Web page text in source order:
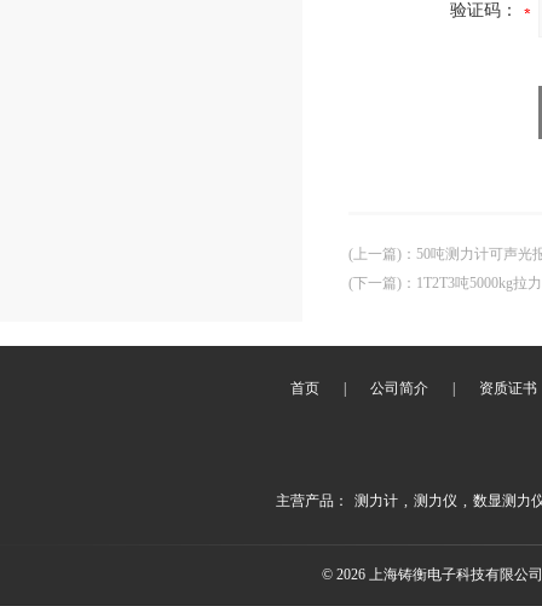
验证码：
(上一篇) ： 50吨测力计可声光
(下一篇) ： 1T2T3吨5000kg拉
首页 公司简介 资质证书
主营产品： 测力计 , 测力仪 , 数显测力
© 2026 上海铸衡电子科技有限公